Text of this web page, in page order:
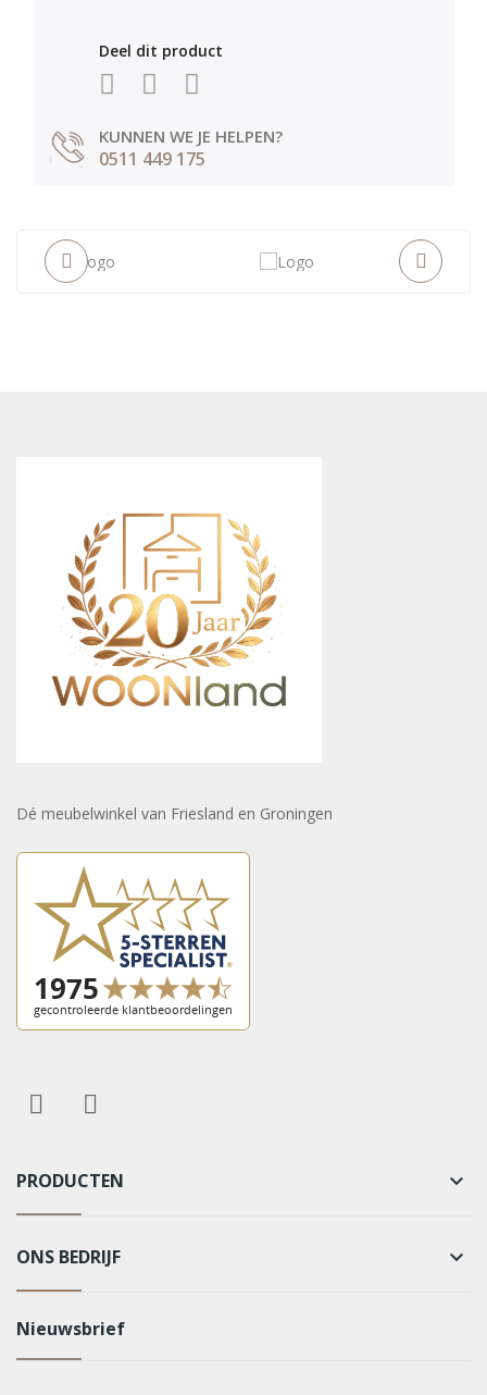
Deel dit product
KUNNEN WE JE HELPEN?
0511 449 175
Dé meubelwinkel van Friesland en Groningen
PRODUCTEN keyboard_arrow_down
ONS BEDRIJF keyboard_arrow_down
Nieuwsbrief